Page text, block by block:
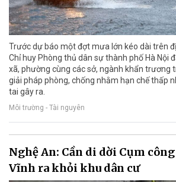
Trước dự báo một đợt mưa lớn kéo dài trên
Chỉ huy Phòng thủ dân sự thành phố Hà Nội
xã, phường cùng các sở, ngành khẩn trương
giải pháp phòng, chống nhằm hạn chế thấp
tai gây ra.
Môi trường - Tài nguyên
Nghệ An: Cần di dời Cụm
Vĩnh ra khỏi khu dân cư